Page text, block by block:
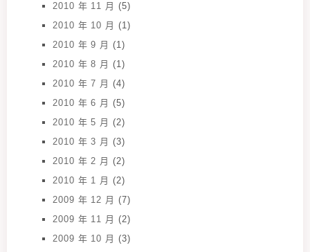
2010 年 11 月 (5)
2010 年 10 月 (1)
2010 年 9 月 (1)
2010 年 8 月 (1)
2010 年 7 月 (4)
2010 年 6 月 (5)
2010 年 5 月 (2)
2010 年 3 月 (3)
2010 年 2 月 (2)
2010 年 1 月 (2)
2009 年 12 月 (7)
2009 年 11 月 (2)
2009 年 10 月 (3)